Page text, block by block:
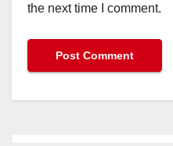
the next time I comment.